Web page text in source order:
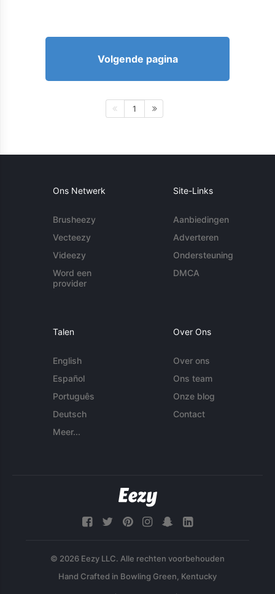
Volgende pagina
1
Ons Netwerk
Brusheezy
Vecteezy
Videezy
Word een
provider
Site-Links
Aanbiedingen
Adverteren
Ondersteuning
DMCA
Talen
English
Español
Português
Deutsch
Meer...
Over Ons
Over ons
Ons team
Onze blog
Contact
© 2026 Eezy LLC. Alle rechten voorbehouden